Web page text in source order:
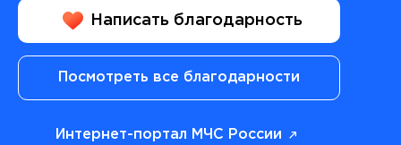
Написать благодарность
Посмотреть все благодарности
Интернет-портал МЧС России